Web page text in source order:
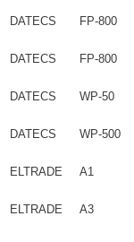
DATECS FP-800
DATECS FP-800
DATECS WP-50
DATECS WP-500
ELTRADE A1
ELTRADE A3